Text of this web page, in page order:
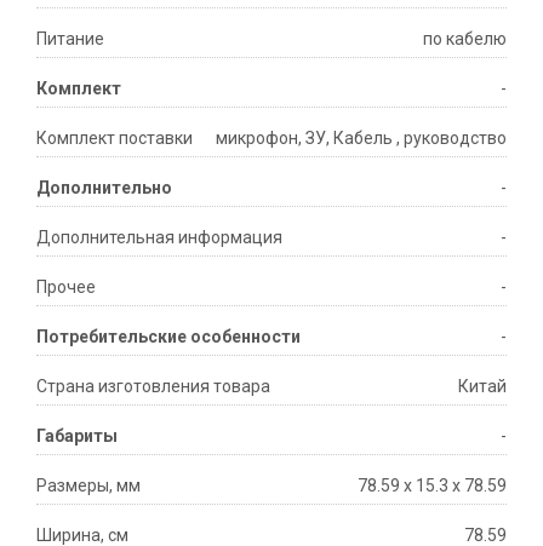
Питание по кабелю
Комплект -
Комплект поставки микрофон, ЗУ, Кабель , руководство
Дополнительно -
Дополнительная информация -
Прочее -
Потребительские особенности -
Страна изготовления товара Китай
Габариты -
Размеры, мм 78.59 х 15.3 х 78.59
Ширина, см 78.59